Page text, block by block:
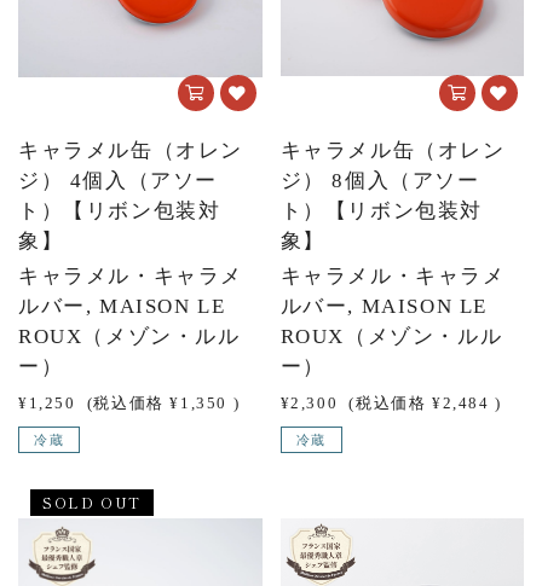
キャラメル缶（オレン
ジ） 4個入（アソー
ト）【リボン包装対
象】
キャラメル・キャラメ
ルバー, MAISON LE
ROUX（メゾン・ルル
ー）
¥1,250 (税込価格 ¥1,350 )
冷蔵
キャラメル缶（オレン
ジ） 8個入（アソー
ト）【リボン包装対
象】
キャラメル・キャラメ
ルバー, MAISON LE
ROUX（メゾン・ルル
ー）
¥2,300 (税込価格 ¥2,484 )
冷蔵
SOLD OUT